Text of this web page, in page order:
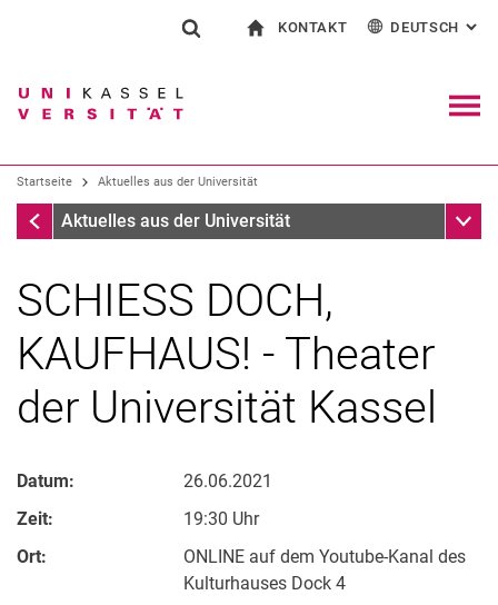
Springe direkt zu: Inhalt
Springe direkt zu: Suche
Springe direkt zu:
Suchen (öffnet externen Link in einem
KONTAKT
Kontakt für Presse und Öffentlichkeit
Einrichtungen suchen
DEUTSCH :
Startseite Aktuelles aus der Universität
Startseite
Aktuelles aus der Universität
SCHIESS DOCH,
KAUFHAUS! - Theater
der Universität Kassel
Datum:
26.06.2021
Zeit:
19:30 Uhr
Ort:
ONLINE auf dem Youtube-Kanal des
Kulturhauses Dock 4